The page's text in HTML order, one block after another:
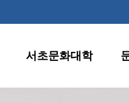
서초문화대학